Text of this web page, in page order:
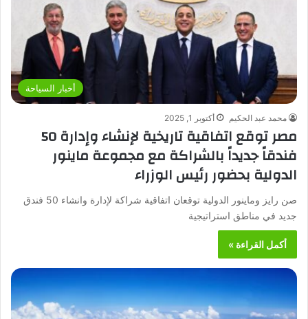
أخبار السياحة
محمد عبد الحكيم أكتوبر 1, 2025
مصر توقع اتفاقية تاريخية لإنشاء وإدارة 50
فندقاً جديداً بالشراكة مع مجموعة ماينور
الدولية بحضور رئيس الوزراء
صن رايز وماينور الدولية توقعان اتفاقية شراكة لإدارة وانشاء 50 فندق
جديد في مناطق استراتيجية
أكمل القراءة »